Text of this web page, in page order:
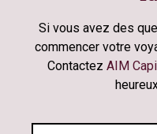
Si vous avez des
commencer votre
Contactez AIM